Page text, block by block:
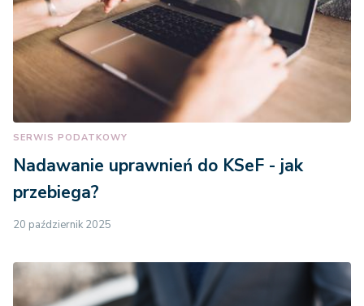
SERWIS PODATKOWY
Nadawanie uprawnień do KSeF - jak
przebiega?
20 październik 2025